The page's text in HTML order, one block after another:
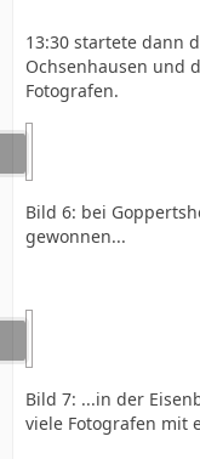
13:30 startete dann
Ochsenhausen und
Fotografen.
Bild 6: bei
gewonnen...
Bild 7: ...in der
viele Fotografen mit